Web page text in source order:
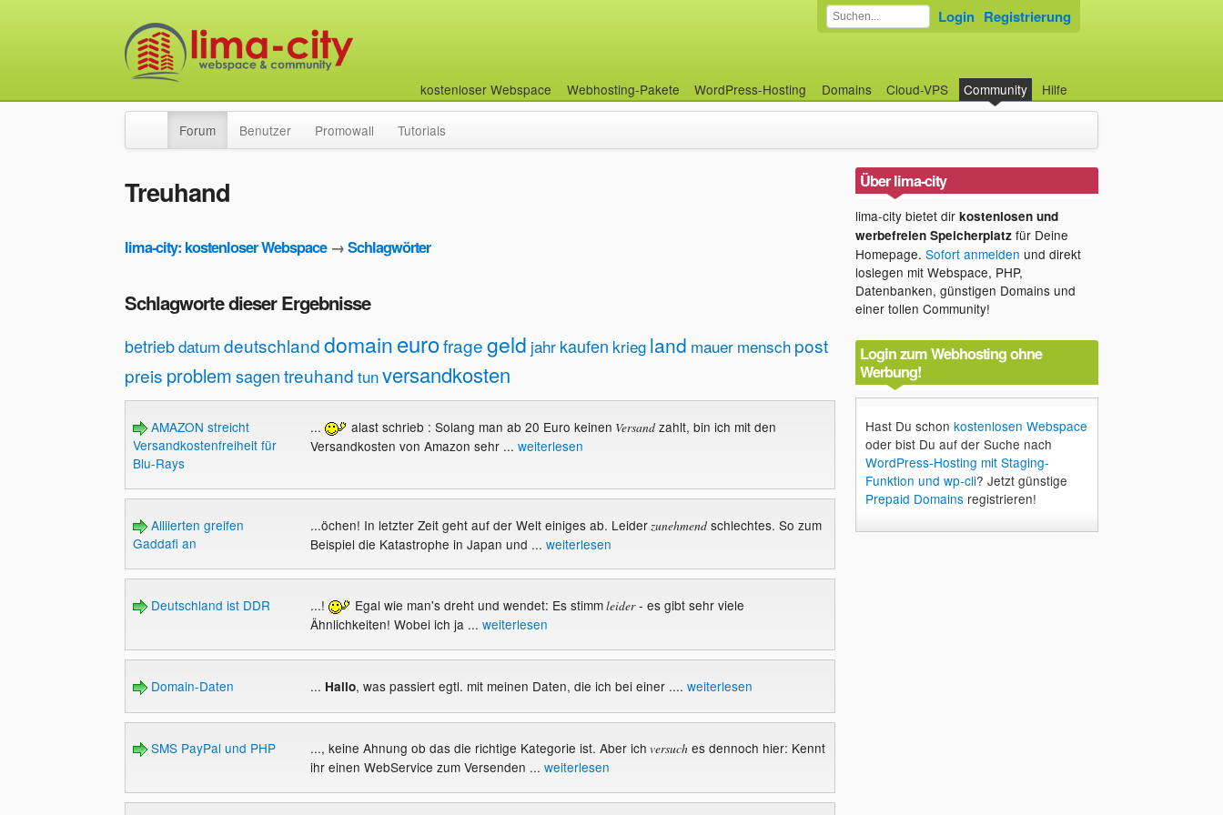
kostenloser Webspace Webhosting-Pakete WordPress-Hosting Domains Cloud-VPS Community Hilfe
Login Registrierung
Forum Benutzer Promowall Tutorials
Treuhand
lima-city: kostenloser Webspace→Schlagwörter
Schlagworte dieser Ergebnisse
betriebdatum deutschlanddomaineurofragegeld jahr kaufen krieg land mauer mensch post
preis problemsagentreuhand tunversandkosten
AMAZON streicht
Versandkostenfreiheit für
Blu-Rays
... alast schrieb : Solang man ab 20 Euro keinen Versandzahlt, bin ich mit den
Versandkosten von Amazon sehr ... weiterlesen
Alliierten greifen
Gaddafi an
...öchen! In letzter Zeit geht auf der Welt einiges ab. Leiderzunehmendschlechtes. So zum
Beispiel die Katastrophe in Japan und ... weiterlesen
Deutschland ist DDR ...! Egal wie man's dreht und wendet: Es stimmleider- es gibt sehr viele
Ähnlichkeiten! Wobei ich ja ... weiterlesen
Domain-Daten ... Hallo, was passiert egtl. mit meinen Daten, die ich bei einer .... weiterlesen
SMS PayPal und PHP ..., keine Ahnung ob das die richtige Kategorie ist. Aber ich versuches dennoch hier: Kennt
ihr einen WebService zum Versenden ... weiterlesen
Über lima-city
lima-city bietet dir kostenlosen und
werbefreien Speicherplatzfür Deine
Homepage. Sofort anmelden und direkt
loslegen mit Webspace, PHP,
Datenbanken, günstigen Domains und
einer tollen Community!
Login zum Webhosting ohne
Werbung!
Hast Du schon kostenlosen Webspace
oder bist Du auf der Suche nach
WordPress-Hosting mit Staging-
Funktion und wp-cli? Jetzt günstige
Prepaid Domainsregistrieren!